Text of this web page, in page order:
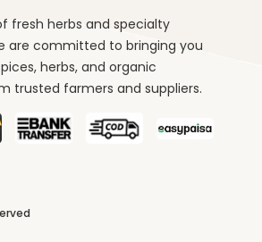
fresh herbs and specialty
are committed to bringing you
herbs, and organic
trusted farmers and suppliers.